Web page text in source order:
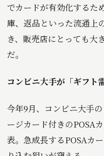
でカードが有効化するた
庫、返品といった流通上
き、販売店にとっても大
だ。
コンビニ大手が「ギフト
今年9月、コンビニ大手
ージカード付きのPOSA
表。急成長するPOSAカ